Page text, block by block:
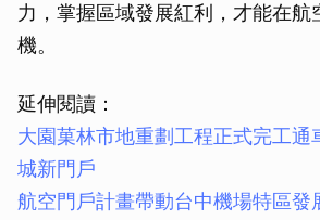
力，掌握區域發展紅利，才能在航
機。
延伸閱讀：
大園菓林市地重劃工程正式完工
城新門戶
航空門戶計畫帶動台中機場特區發